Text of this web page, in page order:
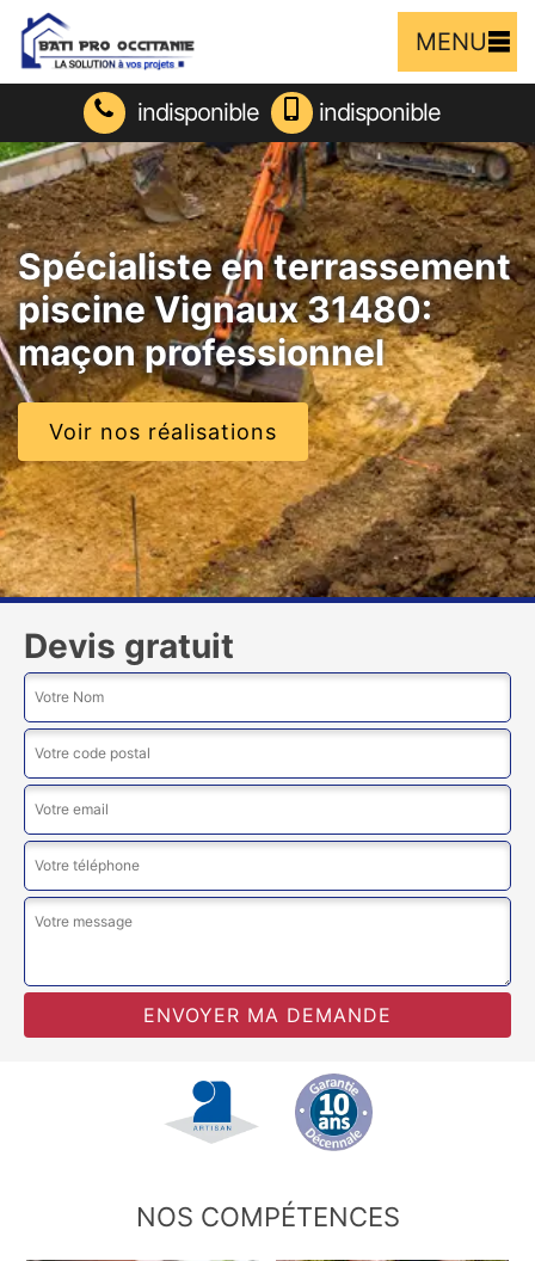
MENU
indisponible indisponible
Spécialiste en terrassement
piscine Vignaux 31480:
maçon professionnel
Voir nos réalisations
Devis gratuit
NOS COMPÉTENCES